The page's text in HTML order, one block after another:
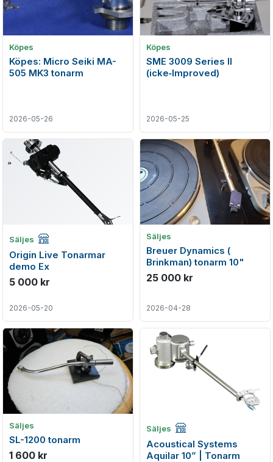
Köpes
Köpes: Micro Seiki MA-
505 MK3 tonarm
2026-05-26
Köpes
SME 3009 Series II
(icke‑Improved)
2026-05-25
Säljes Företagsannons
Origin Live Tonarmar
demo Ex
5 000 kr
2026-05-20
Säljes
Breuer Dynamics (
Brinkman) tonarm 10"
25 000 kr
2026-04-28
Säljes
SL-1200 tonarm
1 600 kr
Säljes Företagsannons
Acoustical Systems
Aquilar 10” | Tonarm